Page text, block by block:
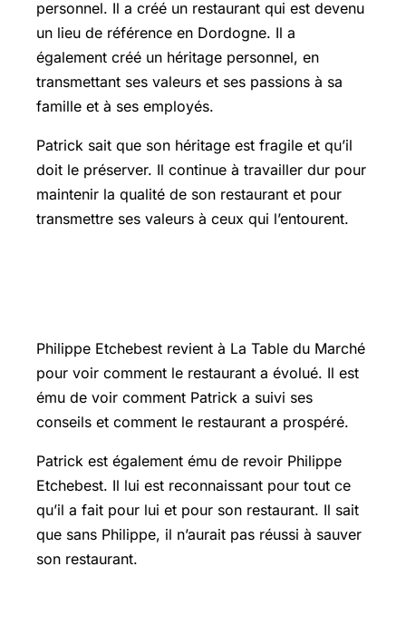
personnel. Il a créé un restaurant qui est devenu
un lieu de référence en Dordogne. Il a
également créé un héritage personnel, en
transmettant ses valeurs et ses passions à sa
famille et à ses employés.
Patrick sait que son héritage est fragile et qu’il
doit le préserver. Il continue à travailler dur pour
maintenir la qualité de son restaurant et pour
transmettre ses valeurs à ceux qui l’entourent.
Philippe Etchebest revient à La Table du Marché
pour voir comment le restaurant a évolué. Il est
ému de voir comment Patrick a suivi ses
conseils et comment le restaurant a prospéré.
Patrick est également ému de revoir Philippe
Etchebest. Il lui est reconnaissant pour tout ce
qu’il a fait pour lui et pour son restaurant. Il sait
que sans Philippe, il n’aurait pas réussi à sauver
son restaurant.